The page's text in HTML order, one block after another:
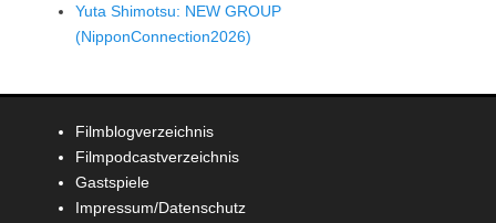
Yuta Shimotsu: NEW GROUP
(NipponConnection2026)
Filmblogverzeichnis
Filmpodcastverzeichnis
Gastspiele
Impressum/Datenschutz